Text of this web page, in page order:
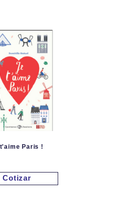
Paris !
Cotizar